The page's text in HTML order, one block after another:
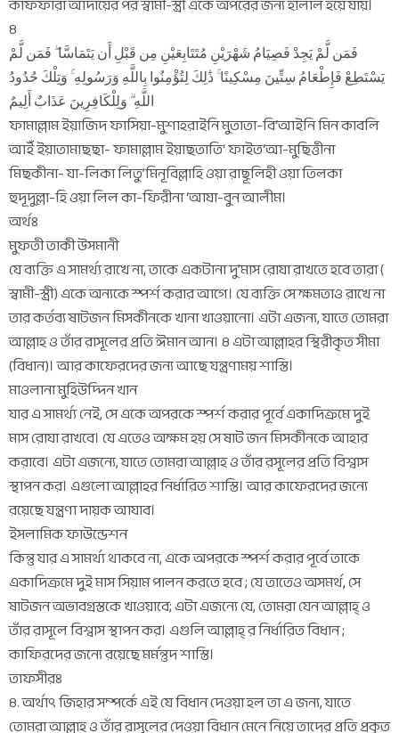
কাফফারা আদায়ের পর স্বামী-স্ত্রী একে অপরের জন্য হালাল হয়ে যায়।
৪
فَمَن لَّمْ يَجِدْ فَصِيَامُ شَهْرَيْنِ مُتَتَابِعَيْنِ مِن قَبْلِ أَن يَتَمَاسَّا ۖ فَمَن لَّمْ
يَسْتَطِعْ فَإِطْعَامُ سِتِّينَ مِسْكِينًا ۚ ذَٰلِكَ لِتُؤْمِنُوا بِاللَّهِ وَرَسُولِهِ ۚ وَتِلْكَ حُدُودُ
اللَّهِ ۗ وَلِلْكَافِرِينَ عَذَابٌ أَلِيمٌ
ফামাল্লাম ইয়াজিদ ফাসিয়া-মুশাহরাইনি মুতাতা-বি‘আইনি মিন কাবলি
আইঁ ইয়াতামাছছা- ফামাল্লাম ইয়াছতাতি‘ ফাইত‘আ-মুছিত্তীনা
মিছকীনা- যা-লিকা লিতু’মিনূবিল্লাহি ওয়া রাছূলিহী ওয়া তিলকা
হুদূদুল্লা-হি ওয়া লিল কা-ফিরীনা ‘আযা-বুন আলীম।
অর্থঃ
মুফতী তাকী উসমানী
যে ব্যক্তি এ সামর্থ্য রাখে না, তাকে একটানা দু’মাস রোযা রাখতে হবে তারা (
স্বামী-স্ত্রী) একে অন্যকে স্পর্শ করার আগে। যে ব্যক্তি সে ক্ষমতাও রাখে না
তার কর্তব্য ষাটজন মিসকীনকে খানা খাওয়ানো। এটা এজন্য, যাতে তোমরা
আল্লাহ ও তাঁর রাসূলের প্রতি ঈমান আন। ৪ এটা আল্লাহর স্থিরীকৃত সীমা
(বিধান)। আর কাফেরদের জন্য আছে যন্ত্রণাময় শাস্তি।
মাওলানা মুহিউদ্দিন খান
যার এ সামর্থ্য নেই, সে একে অপরকে স্পর্শ করার পূর্বে একাদিক্রমে দুই
মাস রোযা রাখবে। যে এতেও অক্ষম হয় সে ষাট জন মিসকীনকে আহার
করাবে। এটা এজন্যে, যাতে তোমরা আল্লাহ ও তাঁর রসূলের প্রতি বিশ্বাস
স্থাপন কর। এগুলো আল্লাহর নির্ধারিত শাস্তি। আর কাফেরদের জন্যে
রয়েছে যন্ত্রণা দায়ক আযাব।
ইসলামিক ফাউন্ডেশন
কিন্তু যার এ সামর্থ্য থাকবে না, একে অপরকে স্পর্শ করার পূর্বে তাকে
একাদিক্রমে দুই মাস সিয়াম পালন করতে হবে ; যে তাতেও অসমর্থ, সে
ষাটজন অভাবগ্রস্তকে খাওয়াবে; এটা এজন্যে যে, তোমরা যেন আল্লাহ্ ও
তাঁর রাসূলে বিশ্বাস স্থাপন কর। এগুলি আল্লাহ্ র নির্ধারিত বিধান ;
কাফিরদের জন্যে রয়েছে মর্মন্তুদ শাস্তি।
তাফসীরঃ
৪. অর্থাৎ জিহার সম্পর্কে এই যে বিধান দেওয়া হল তা এ জন্য, যাতে
তোমরা আল্লাহ ও তাঁর রাসূলের দেওয়া বিধান মেনে নিয়ে তাদের প্রতি প্রকৃত